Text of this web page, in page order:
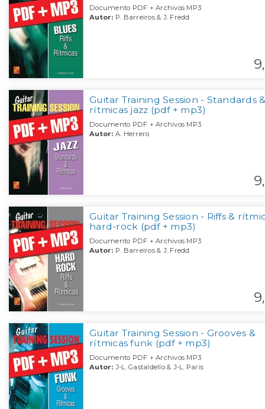
Documento PDF + Archivos MP3
Autor: P. Barreiros & J. Fredd
9,
Guitar Training Session - Standards
rítmicas jazz (pdf + mp3)
Documento PDF + Archivos MP3
Autor: A. Herrero
9,
Guitar Training Session - Riffs &
hard-rock (pdf + mp3)
Documento PDF + Archivos MP3
Autor: P. Barreiros & J. Fredd
9,
Guitar Training Session - Grooves &
rítmicas funk (pdf + mp3)
Documento PDF + Archivos MP3
Autor: J-L. Gastaldello & J-L. Paris